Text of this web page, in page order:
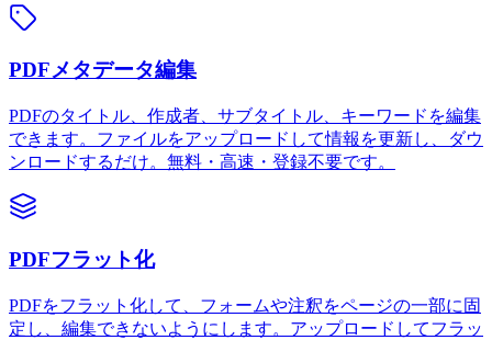
PDFメタデータ編集
PDFのタイトル、作成者、サブタイトル、キーワードを編集
できます。ファイルをアップロードして情報を更新し、ダウ
ンロードするだけ。無料・高速・登録不要です。
PDFフラット化
PDFをフラット化して、フォームや注釈をページの一部に固
定し、編集できないようにします。アップロードしてフラッ